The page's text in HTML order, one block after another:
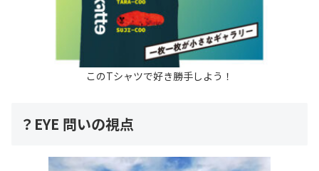
このTシャツで好き勝手しよう！
？EYE 問いの視点